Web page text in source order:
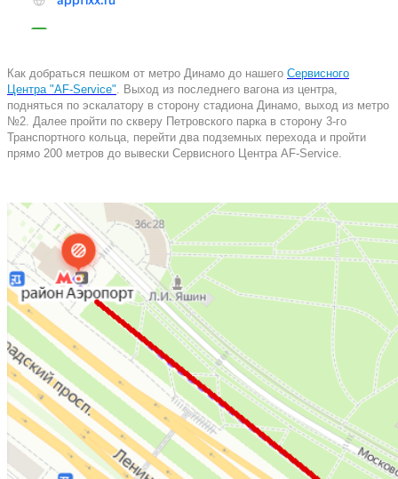
Как добраться пешком от метро Динамо до нашего Сервисного
Центра "AF-Service". Выход из последнего вагона из центра,
подняться по эскалатору в сторону стадиона Динамо, выход из метро
№2. Далее пройти по скверу Петровского парка в сторону 3-го
Транспортного кольца, перейти два подземных перехода и пройти
прямо 200 метров до вывески Сервисного Центра AF-Service.